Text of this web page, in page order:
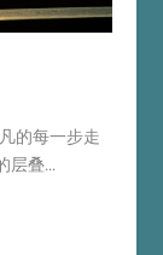
的每一步走
层叠...